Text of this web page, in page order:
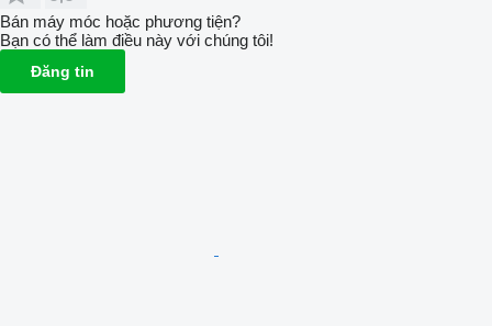
Bán máy móc hoặc phương tiện?
Bạn có thể làm điều này với chúng tôi!
Đăng tin